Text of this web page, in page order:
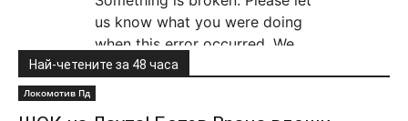
Най-четените за 48 часа
Локомотив Пд